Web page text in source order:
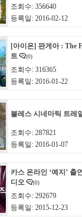
조회수: 356640
등록일: 2016-02-12
[아이온] 판게아 : The
트
(0)
조회수: 316365
등록일: 2016-01-22
블레스 시네마틱 트레
조회수: 287821
등록일: 2016-01-07
카스 온라인 ‘예지’ 출
디오
(0)
조회수: 292679
등록일: 2015-12-23